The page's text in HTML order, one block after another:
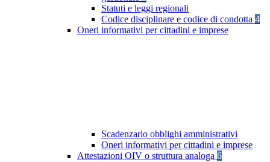
Statuti e leggi regionali
Codice disciplinare e codice di condotta 4
Oneri informativi per cittadini e imprese
Scadenzario obblighi amministrativi
Oneri informativi per cittadini e imprese
Attestazioni OIV o struttura analoga 6